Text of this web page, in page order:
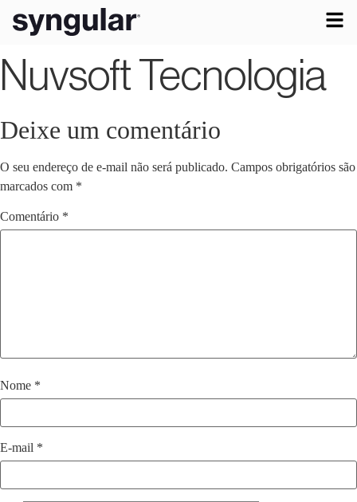
Nuvsoft Tecnologia
Deixe um comentário
O seu endereço de e-mail não será publicado. Campos obrigatórios são
marcados com *
Comentário *
Nome *
E-mail *